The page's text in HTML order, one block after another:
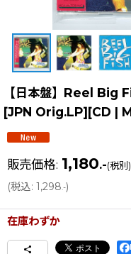
【日本盤】Reel
[JPN Orig.LP][CD |
販売価格: 1,180.-(税別)
(税込: 1,298.-)
在庫わずか